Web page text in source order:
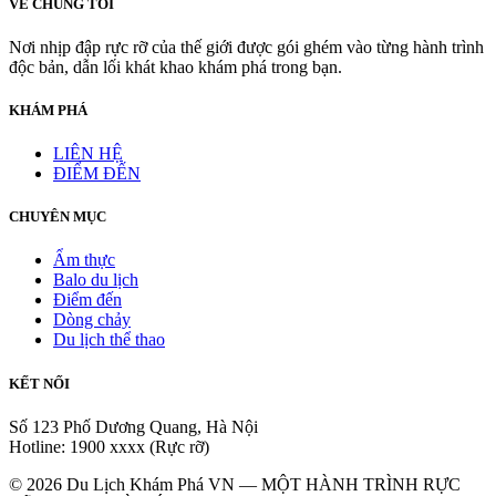
VỀ CHÚNG TÔI
Nơi nhịp đập rực rỡ của thế giới được gói ghém vào từng hành trình
độc bản, dẫn lối khát khao khám phá trong bạn.
KHÁM PHÁ
LIÊN HỆ
ĐIỂM ĐẾN
CHUYÊN MỤC
Ẩm thực
Balo du lịch
Điểm đến
Dòng chảy
Du lịch thể thao
KẾT NỐI
Số 123 Phố Dương Quang, Hà Nội
Hotline: 1900 xxxx (Rực rỡ)
© 2026 Du Lịch Khám Phá VN — MỘT HÀNH TRÌNH RỰC